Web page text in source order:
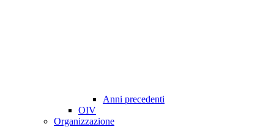
Anni precedenti
OIV
Organizzazione